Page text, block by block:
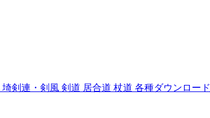
埼剣連・剣風 剣道 居合道 杖道 各種ダウンロード